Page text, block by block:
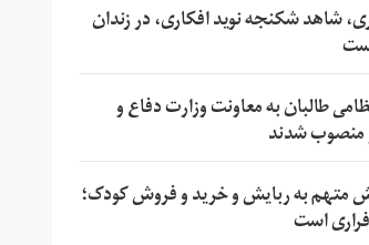
شاهد شکنجه نوید افکاری، در زندان
طالبان به معاونت وزارت دفاع و
منصوب شدند
متهم به ربایش و خرید و فروش کودک؛
است